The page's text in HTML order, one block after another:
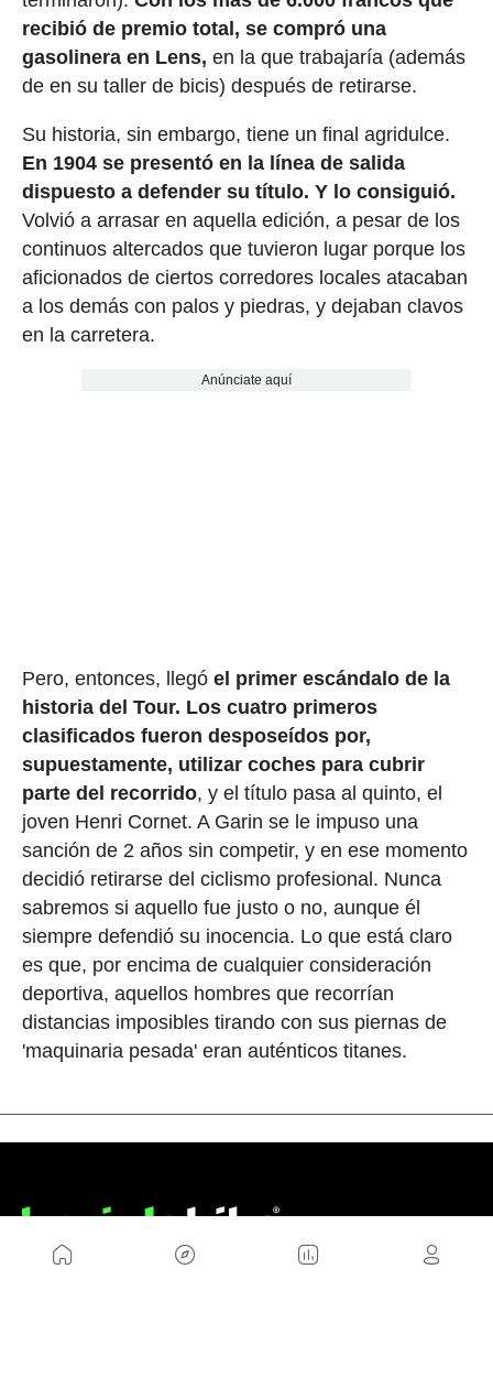
recibió de premio total, se compró una
gasolinera en Lens, en la que trabajaría (además
de en su taller de bicis) después de retirarse.
Su historia, sin embargo, tiene un final agridulce.
En 1904 se presentó en la línea de salida
dispuesto a defender su título. Y lo consiguió.
Volvió a arrasar en aquella edición, a pesar de los
continuos altercados que tuvieron lugar porque los
aficionados de ciertos corredores locales atacaban
a los demás con palos y piedras, y dejaban clavos
en la carretera.
Anúnciate aquí
Pero, entonces, llegó el primer escándalo de la
historia del Tour. Los cuatro primeros
clasificados fueron desposeídos por,
supuestamente, utilizar coches para cubrir
parte del recorrido, y el título pasa al quinto, el
joven Henri Cornet. A Garin se le impuso una
sanción de 2 años sin competir, y en ese momento
decidió retirarse del ciclismo profesional. Nunca
sabremos si aquello fue justo o no, aunque él
siempre defendió su inocencia. Lo que está claro
es que, por encima de cualquier consideración
deportiva, aquellos hombres que recorrían
distancias imposibles tirando con sus piernas de
'maquinaria pesada' eran auténticos titanes.